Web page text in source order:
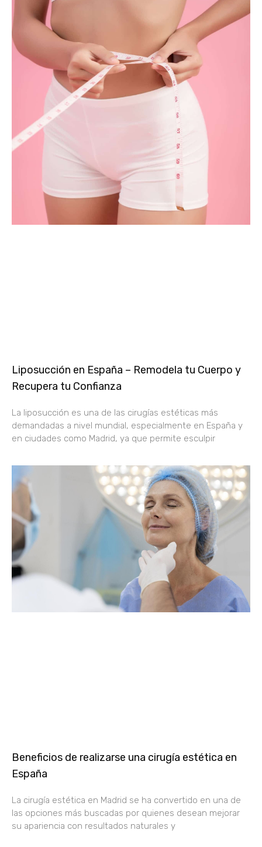
Liposucción en España – Remodela tu Cuerpo y
Recupera tu Confianza
La liposucción es una de las cirugías estéticas más
demandadas a nivel mundial, especialmente en España y
en ciudades como Madrid, ya que permite esculpir
Beneficios de realizarse una cirugía estética en
España
La cirugía estética en Madrid se ha convertido en una de
las opciones más buscadas por quienes desean mejorar
su apariencia con resultados naturales y